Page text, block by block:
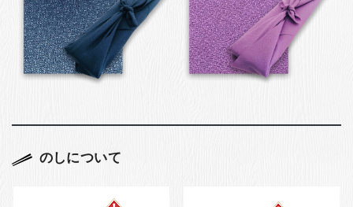
のしについて